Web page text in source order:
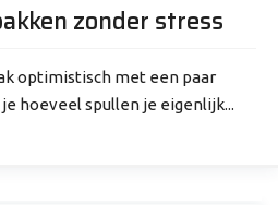
zonder stress
optimistisch met een paar
hoeveel spullen je eigenlijk...